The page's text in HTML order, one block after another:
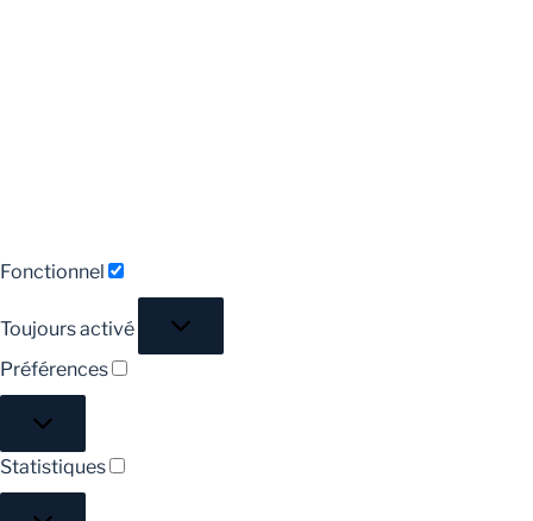
Fonctionnel
Toujours activé
Préférences
Statistiques